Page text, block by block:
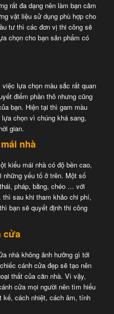
rất đa dạng nên làm bạn cảm
vật liệu sử dụng phù hợp cho
tư thì các đơn vị thi công sẽ
chọn cho bạn sản phẩm có
lựa chọn màu sắc rất quan
điểm phần thô nhưng cũng
bạn. Hiện tại thì gam màu
chọn vì chúng khá sang,
gian.
nhà
kiểu mái nhà có độ bền cao,
yếu tố ở trên. Một số
pháp, bằng, chéo … với
sau khi tham khảo chi phí,
bạn sẽ quyết định thi công
cửa
nhà không ảnh hưởng gì tới
cánh cửa đẹp sẽ tạo nên
thất của căn nhà. Vì vậy,
cửa mọi người nên tìm hiểu
kế, cách nhiệt, cách âm, tính